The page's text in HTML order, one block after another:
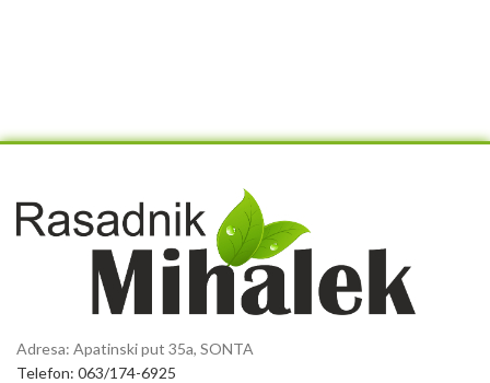
Adresa: Apatinski put 35a, SONTA
Telefon: 063/174-6925